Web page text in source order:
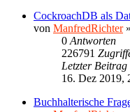
CockroachDB als
von ManfredRichter»
0 Antworten
226791
Letzter Beitrag
16. Dez 2019,
Buchhalterische